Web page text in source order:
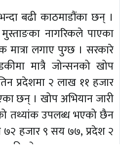
बढी काठमाडौंका छन् ।
नागरिकले पाएका
लगाए पुग्छ । सरकारे
मात्रै जोन्सनको खोप
प्रदेशमा २ लाख ११ हजार
छन् । खोप अभियान जारी
तथ्यांक उपलब्ध भएको छैन
७२ हजार ९ सय ७७, प्रदेश २
प्रदेशमा ३६ हजार ३ सय